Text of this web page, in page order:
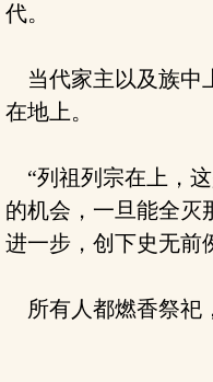
代。
当代家主以及族中
在地上。
“列祖列宗在上，
的机会，一旦能全灭
进一步，创下史无前
所有人都燃香祭祀